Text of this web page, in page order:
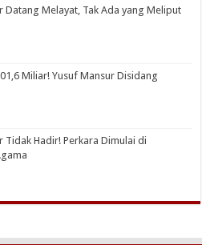
Datang Melayat, Tak Ada yang Meliput
Miliar! Yusuf Mansur Disidang
Tidak Hadir! Perkara Dimulai di